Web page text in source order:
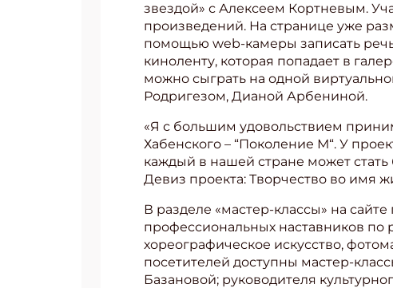
звездой» с Алексеем Кортневым.
произведений. На странице уже
помощью web-камеры записать
киноленту, которая попадает в
можно сыграть на одной
Родригезом, Дианой Арбениной.
«Я с большим удовольствием
Хабенского – “Поколение М“. У
каждый в нашей стране может стать
Девиз проекта: Творчество во имя
В разделе «мастер-классы» на сайте
профессиональных наставников по
хореографическое искусство,
посетителей доступны мастер-
Базановой; руководителя